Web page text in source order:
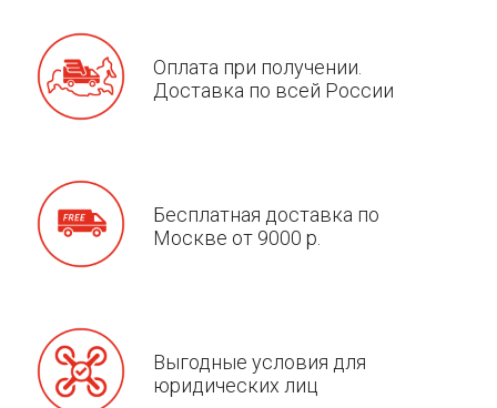
Оплата при получении.
Доставка по всей России
Бесплатная доставка по
Москве от 9000 р.
Выгодные условия для
юридических лиц